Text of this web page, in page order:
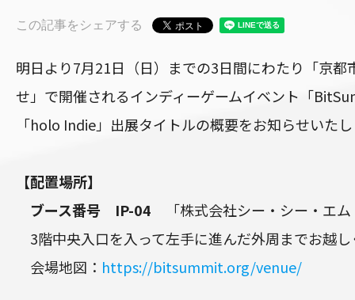
この記事をシェアする
明日より7月21日（日）までの3日間にわたり「京都
せ」で開催されるインディーゲームイベント「
「holo Indie」出展タイトルの概要をお知らせいた
【配置場所】
ブース番号 IP-04
「株式会社シー・シー・エ
3階中央入口を入って左手に進んだ外周までお越
会場地図： https://bitsummit.org/venue/